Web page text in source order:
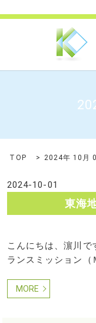
TOP 2024年 10月
2024-10-01
東海
こんにちは、濵川
ランスミッション
MORE